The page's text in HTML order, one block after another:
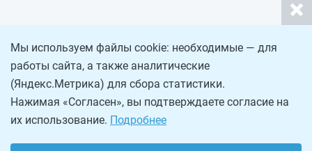
Мы используем файлы cookie: необходимые — для
работы сайта, а также аналитические
(Яндекс.Метрика) для сбора статистики.
Нажимая «Согласен», вы подтверждаете согласие на
их использование. Подробнее